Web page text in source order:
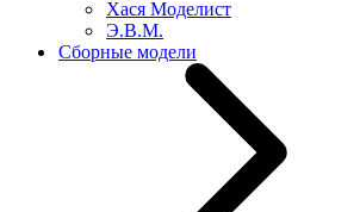
Хася Моделист
Э.В.М.
Сборные модели